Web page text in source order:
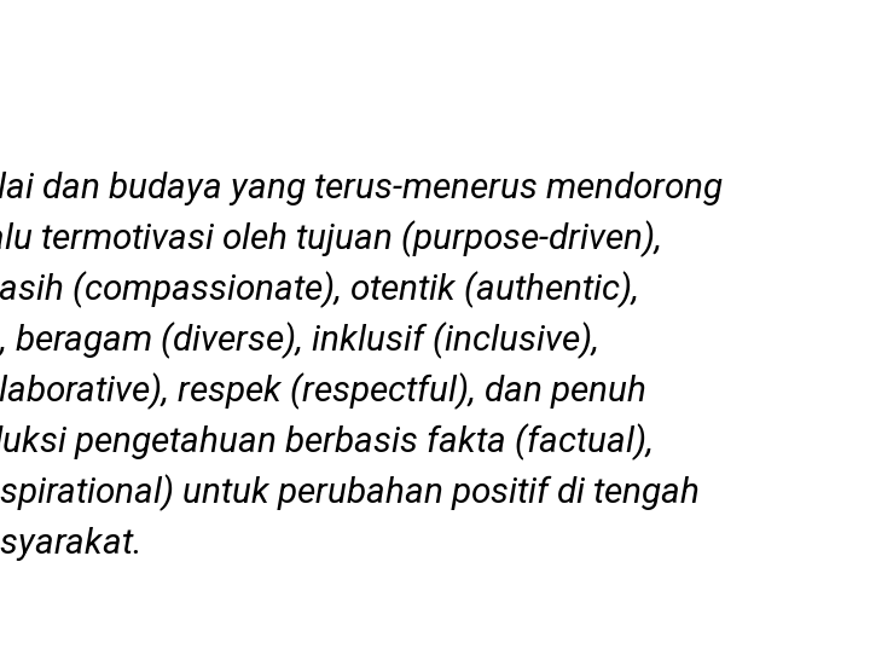
dan budaya yang terus-menerus mendorong
termotivasi oleh tujuan (purpose-driven),
(compassionate), otentik (authentic),
, beragam (diverse), inklusif(inclusive),
, respek (respectful), dan penuh
pengetahuan berbasis fakta (factual),
untuk perubahan positif di tengah